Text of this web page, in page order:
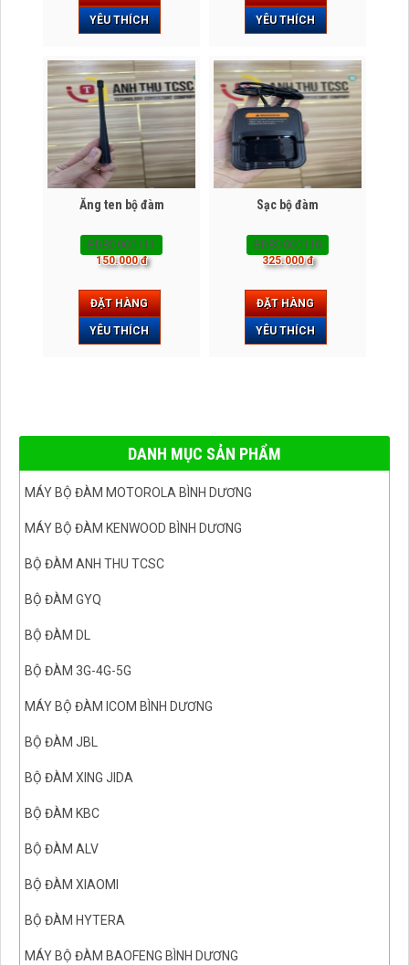
YÊU THÍCH YÊU THÍCH
Ăng ten bộ đàm
BDBD000111
150.000 đ
ĐẶT HÀNG
YÊU THÍCH
Sạc bộ đàm
BDBD000110
325.000 đ
ĐẶT HÀNG
YÊU THÍCH
DANH MỤC SẢN PHẨM
MÁY BỘ ĐÀM MOTOROLA BÌNH DƯƠNG
MÁY BỘ ĐÀM KENWOOD BÌNH DƯƠNG
BỘ ĐÀM ANH THU TCSC
BỘ ĐÀM GYQ
BỘ ĐÀM DL
BỘ ĐÀM 3G-4G-5G
MÁY BỘ ĐÀM ICOM BÌNH DƯƠNG
BỘ ĐÀM JBL
BỘ ĐÀM XING JIDA
BỘ ĐÀM KBC
BỘ ĐÀM ALV
BỘ ĐÀM XIAOMI
BỘ ĐÀM HYTERA
MÁY BỘ ĐÀM BAOFENG BÌNH DƯƠNG